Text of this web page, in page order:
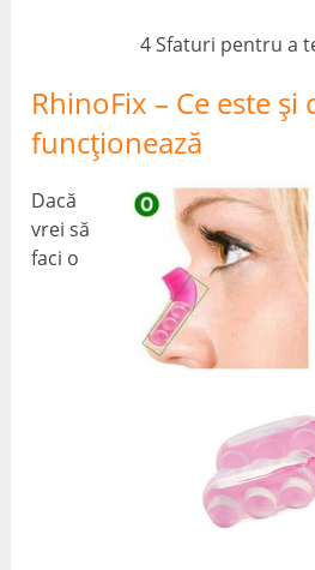
4 Sfaturi pentru a
RhinoFix – Ce este și
funcționează
Dacă
vrei să
faci o